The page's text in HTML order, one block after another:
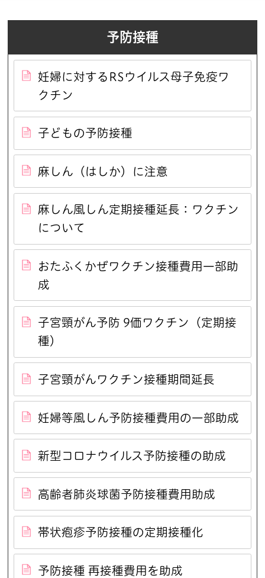
予防接種
妊婦に対するRSウイルス母子免疫ワ
クチン
子どもの予防接種
麻しん（はしか）に注意
麻しん風しん定期接種延長：ワクチン
について
おたふくかぜワクチン接種費用一部助
成
子宮頸がん予防 9価ワクチン（定期接
種）
子宮頸がんワクチン接種期間延長
妊婦等風しん予防接種費用の一部助成
新型コロナウイルス予防接種の助成
高齢者肺炎球菌予防接種費用助成
帯状疱疹予防接種の定期接種化
予防接種 再接種費用を助成